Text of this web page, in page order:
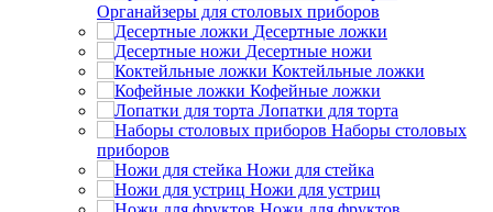
Органайзеры для столовых приборов
Десертные ложки
Десертные ножи
Коктейльные ложки
Кофейные ложки
Лопатки для торта
Наборы столовых
приборов
Ножи для стейка
Ножи для устриц